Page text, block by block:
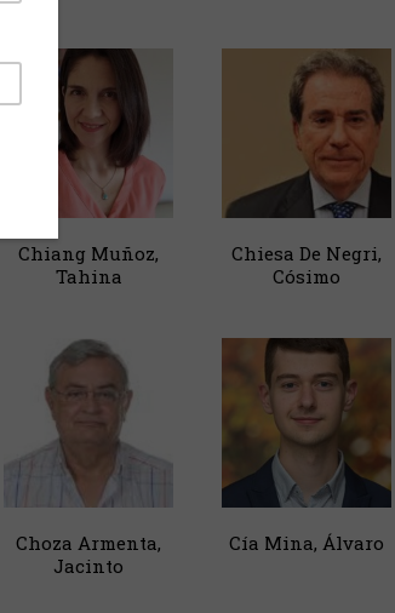
Chiang Muñoz,
Tahina
Chiesa De Negri,
Cósimo
Choza Armenta,
Jacinto
Cía Mina, Álvaro